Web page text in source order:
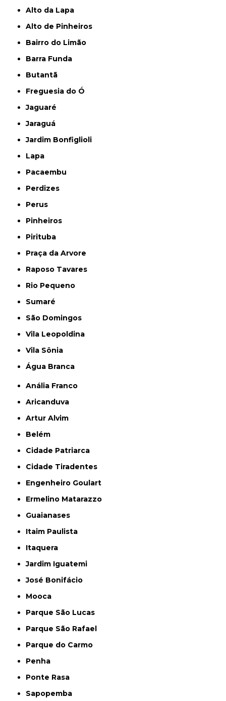
Alto da Lapa
Alto de Pinheiros
Bairro do Limão
Barra Funda
Butantã
Freguesia do Ó
Jaguaré
Jaraguá
Jardim Bonfiglioli
Lapa
Pacaembu
Perdizes
Perus
Pinheiros
Pirituba
Praça da Arvore
Raposo Tavares
Rio Pequeno
Sumaré
São Domingos
Vila Leopoldina
Vila Sônia
Água Branca
Anália Franco
Aricanduva
Artur Alvim
Belém
Cidade Patriarca
Cidade Tiradentes
Engenheiro Goulart
Ermelino Matarazzo
Guaianases
Itaim Paulista
Itaquera
Jardim Iguatemi
José Bonifácio
Mooca
Parque São Lucas
Parque São Rafael
Parque do Carmo
Penha
Ponte Rasa
Sapopemba